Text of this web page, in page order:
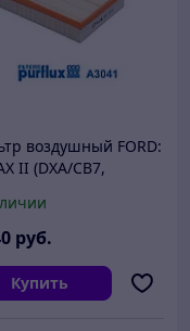
воздушный FORD:
II (DXA/CB7,
CONNECT /
TOURNEO
руб.
Купить